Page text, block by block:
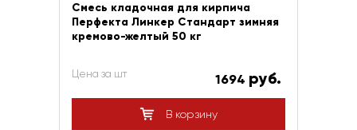
Смесь кладочная для кирпича
Перфекта Линкер Стандарт зимняя
кремово-желтый 50 кг
Цена за шт 1694 руб.
В корзину